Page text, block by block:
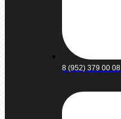
8 (952) 379 00 08